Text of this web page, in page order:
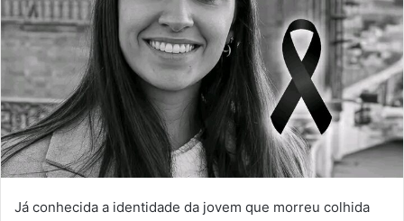
Já conhecida a identidade da jovem que morreu colhida